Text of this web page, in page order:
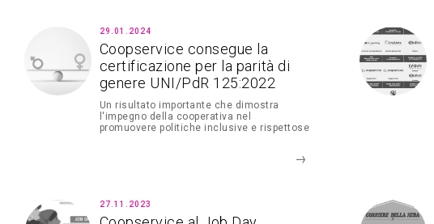
29.01.2024
Coopservice consegue la
certificazione per la parità di
genere UNI/PdR 125:2022
Un risultato importante che dimostra
l'impegno della cooperativa nel
promuovere politiche inclusive e rispettose
27.11.2023